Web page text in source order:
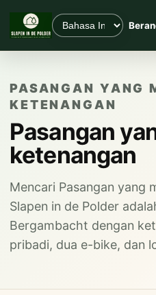
PASANGAN YANG
KETENANGAN
Pasangan
ketenangan
Mencari Pasangan yang
Slapen in de Polder
Bergambacht dengan
pribadi, dua e-bike, dan